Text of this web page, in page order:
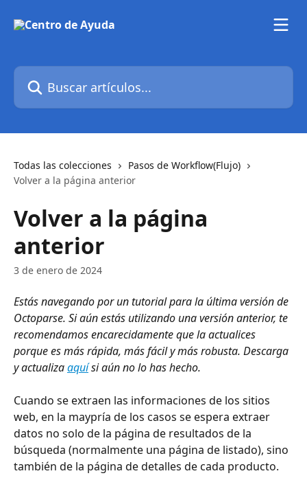
Buscar artículos...
Todas las colecciones
Pasos de Workflow(Flujo)
Volver a la página anterior
Volver a la página
anterior
3 de enero de 2024
Estás navegando por un tutorial para la última versión de
Octoparse. Si aún estás utilizando una versión anterior, te
recomendamos encarecidamente que la actualices
porque es más rápida, más fácil y más robusta. Descarga
y actualiza aquí si aún no lo has hecho.
Cuando se extraen las informaciones de los sitios
web, en la maypría de los casos se espera extraer
datos no solo de la página de resultados de la
búsqueda (normalmente una página de listado), sino
también de la página de detalles de cada producto.